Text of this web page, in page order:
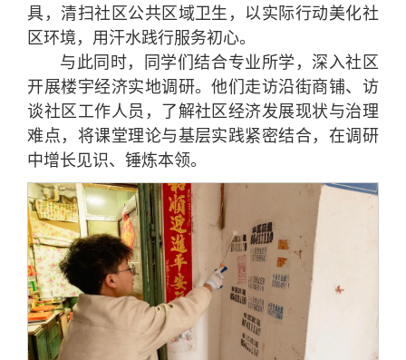
具，清扫社区公共区域卫生，以实际行动美化社
区环境，用汗水践行服务初心。
与此同时，同学们结合专业所学，深入社区
开展楼宇经济实地调研。他们走访沿街商铺、访
谈社区工作人员，了解社区经济发展现状与治理
难点，将课堂理论与基层实践紧密结合，在调研
中增长见识、锤炼本领。